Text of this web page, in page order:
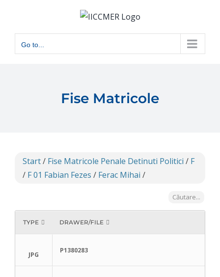
content
Go to...
Fise Matricole
Start/ Fise Matricole Penale Detinuti Politici / F
/ F 01 Fabian Fezes / Ferac Mihai /
Căutare...
TYPE DRAWER/FILE
JPG
P1380283